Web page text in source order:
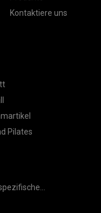
Kontaktiere uns
Pilates